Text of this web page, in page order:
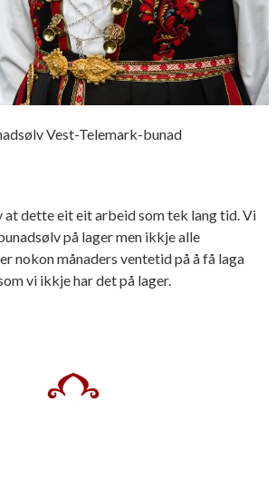
Vest-Telemark-bunad
at dette eit eit arbeid som tek lang tid. Vi
på lager men ikkje alle
nokon månaders ventetid på å få laga
vi ikkje har det på lager.